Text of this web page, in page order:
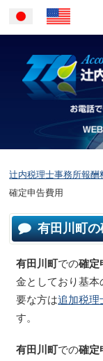
JapaneseEnglish
辻内税理士事務所報酬
確定申告費用
有田川町
有田川町での確定
金としており基
要な方は追加税理
す。
有田川町での確定